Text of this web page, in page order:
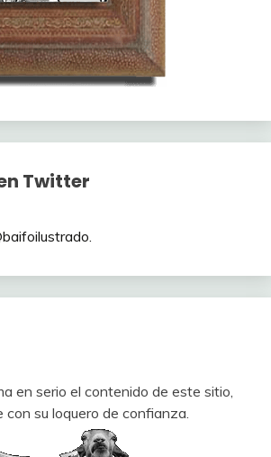
Twitter
en serio el contenido de este sitio,
con su loquero de confianza.